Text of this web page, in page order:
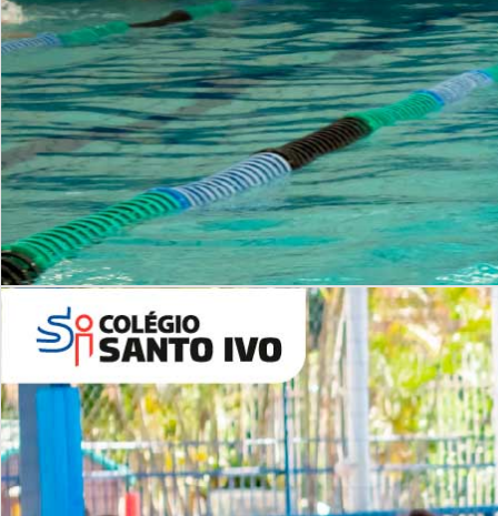
Período Integral | Saiba mais
INSTITUCIONAL
Lista de vídeos